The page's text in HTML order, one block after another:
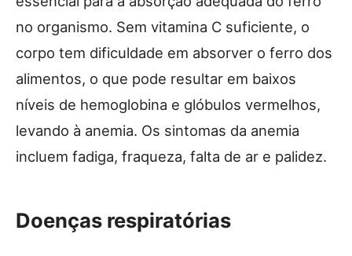
no organismo. Sem vitamina C suficiente, o
corpo tem dificuldade em absorver o ferro dos
alimentos, o que pode resultar em baixos
níveis de hemoglobina e glóbulos vermelhos,
levando à anemia. Os sintomas da anemia
incluem fadiga, fraqueza, falta de ar e palidez.
Doenças respiratórias